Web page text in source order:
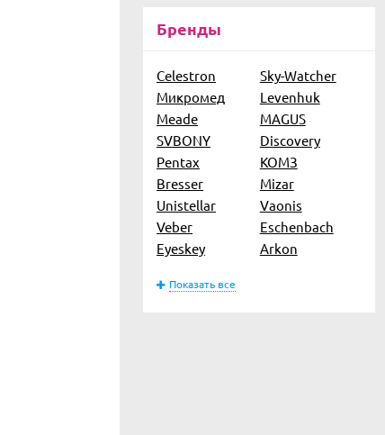
Бренды
Celestron
Sky-Watcher
Микромед
Levenhuk
Meade
MAGUS
SVBONY
Discovery
Pentax
КОМЗ
Bresser
Mizar
Unistellar
Vaonis
Veber
Eschenbach
Eyeskey
Arkon
Показать все